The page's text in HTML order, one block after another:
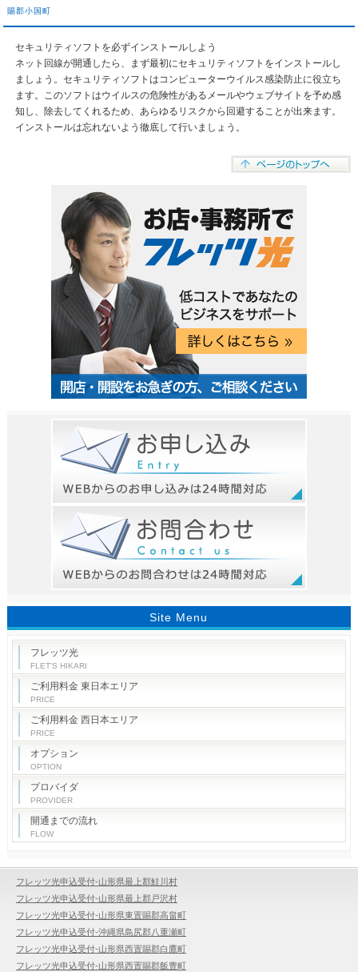
賜郡小国町
セキュリティソフトを必ずインストールしよう
ネット回線が開通したら、まず最初にセキュリティソフトをインストールし
ましょう。セキュリティソフトはコンピューターウイルス感染防止に役立ち
ます。このソフトはウイルスの危険性があるメールやウェブサイトを予め感
知し、除去してくれるため、あらゆるリスクから回避することが出来ます。
インストールは忘れないよう徹底して行いましょう。
Site Menu
フレッツ光
FLET'S HIKARI
ご利用料金 東日本エリア
PRICE
ご利用料金 西日本エリア
PRICE
オプション
OPTION
プロバイダ
PROVIDER
開通までの流れ
FLOW
フレッツ光申込受付-山形県最上郡鮭川村
フレッツ光申込受付-山形県最上郡戸沢村
フレッツ光申込受付-山形県東置賜郡高畠町
フレッツ光申込受付-沖縄県島尻郡八重瀬町
フレッツ光申込受付-山形県西置賜郡白鷹町
フレッツ光申込受付-山形県西置賜郡飯豊町